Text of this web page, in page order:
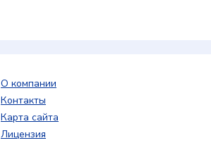
О компании
Контакты
Карта сайта
Лицензия